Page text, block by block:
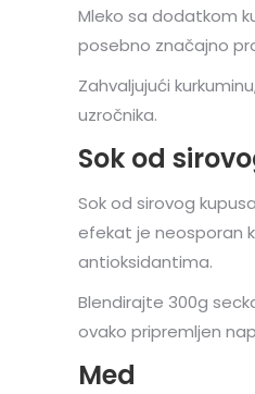
Mleko sa dodatkom
posebno značajno
Zahvaljujući
uzročnika.
Sok od
Sok od sirovog
efekat je neosporan
antioksidantima.
Blendirajte 300g
ovako pripremljen
Med